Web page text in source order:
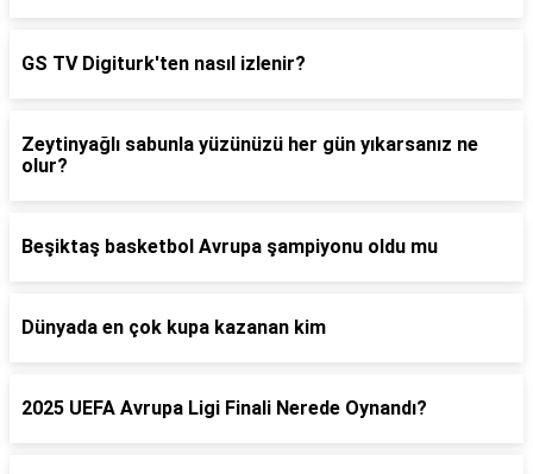
GS TV Digiturk'ten nasıl izlenir?
Zeytinyağlı sabunla yüzünüzü her gün yıkarsanız ne
olur?
Beşiktaş basketbol Avrupa şampiyonu oldu mu
Dünyada en çok kupa kazanan kim
2025 UEFA Avrupa Ligi Finali Nerede Oynandı?